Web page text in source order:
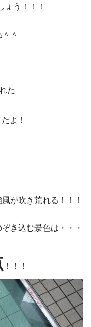
ょう！！！
＾
た
よ！
が吹き荒れる！！！
き込む景色は・・・
！！！